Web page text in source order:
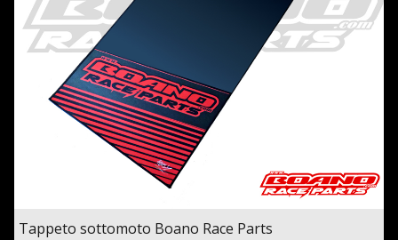
Tappeto sottomoto Boano Race Parts